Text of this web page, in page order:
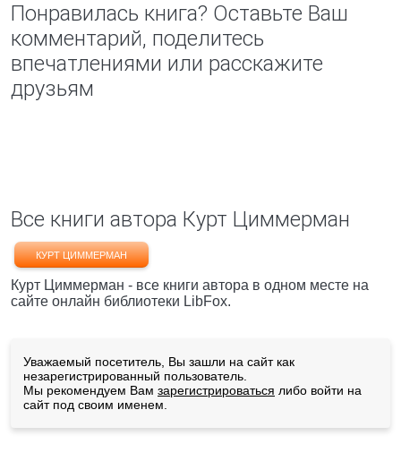
Понравилась книга? Оставьте Ваш
комментарий, поделитесь
впечатлениями или расскажите
друзьям
Все книги автора Курт Циммерман
КУРТ ЦИММЕРМАН
Курт Циммерман - все книги автора в одном месте на
сайте онлайн библиотеки LibFox.
Уважаемый посетитель, Вы зашли на сайт как
незарегистрированный пользователь.
Мы рекомендуем Вам зарегистрироваться либо войти на
сайт под своим именем.